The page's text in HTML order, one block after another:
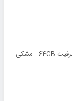
گوشی موبایل Apple مدل iPhone SE 2 (RAM 3) ظرفیت 64GB - مشکی